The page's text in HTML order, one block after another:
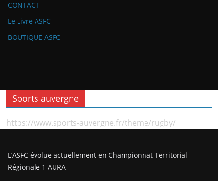
CONTACT
Le Livre ASFC
BOUTIQUE ASFC
Sports auvergne
https://www.sports-auvergne.fr/theme/rugby/
L’ASFC évolue actuellement en Championnat Territorial
Régionale 1 AURA